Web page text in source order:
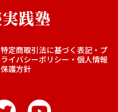
特定商取引法に基づく表記・プ
ライバシーポリシー・個人情報
保護方針